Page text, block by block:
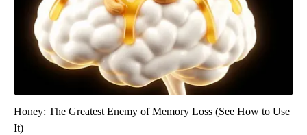
Honey: The Greatest Enemy of Memory Loss (See How to Use
It)